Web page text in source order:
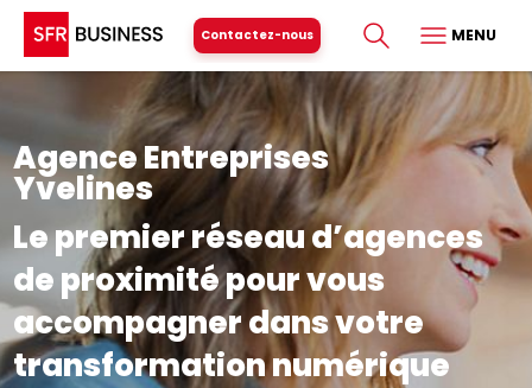
Contactez-nous MENU
Agence Entreprises
Yvelines
Le premier réseau d’agences
de proximité pour vous
accompagner dans votre
transformation numérique